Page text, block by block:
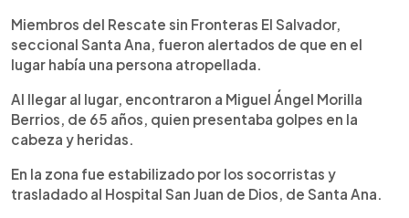
Miembros del Rescate sin Fronteras El Salvador,
seccional Santa Ana, fueron alertados de que en el
lugar había una persona atropellada.
Al llegar al lugar, encontraron a Miguel Ángel Morilla
Berrios, de 65 años, quien presentaba golpes en la
cabeza y heridas.
En la zona fue estabilizado por los socorristas y
trasladado al Hospital San Juan de Dios, de Santa Ana.